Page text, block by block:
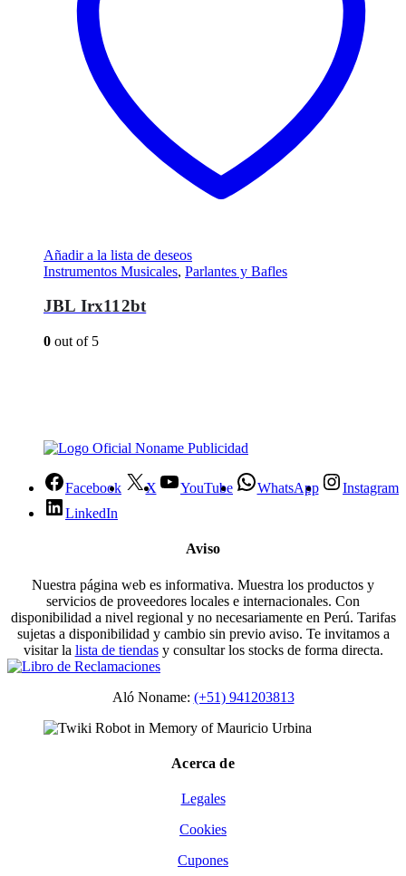
Añadir a la lista de deseos
Instrumentos Musicales, Parlantes y Bafles
JBL Irx112bt
0 out of 5
Facebook X YouTube WhatsApp
Instagram
LinkedIn
Aviso
Nuestra página web es informativa. Muestra los productos y
servicios de proveedores locales e internacionales. Con
disponibilidad a nivel regional y no necesariamente en Perú. Tarifas
sujetas a disponibilidad y cambio sin previo aviso. Te invitamos a
visitar la lista de tiendasy consultar los stocks de forma directa.
Aló Noname: (+51) 941203813
Acerca de
Legales
Cookies
Cupones